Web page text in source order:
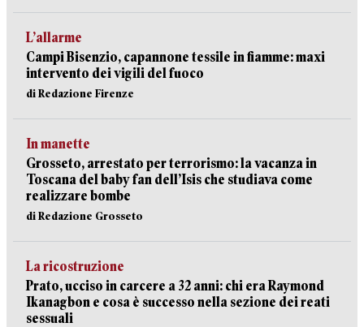
L’allarme
Campi Bisenzio, capannone tessile in fiamme: maxi
intervento dei vigili del fuoco
di Redazione Firenze
In manette
Grosseto, arrestato per terrorismo: la vacanza in
Toscana del baby fan dell’Isis che studiava come
realizzare bombe
di Redazione Grosseto
La ricostruzione
Prato, ucciso in carcere a 32 anni: chi era Raymond
Ikanagbon e cosa è successo nella sezione dei reati
sessuali